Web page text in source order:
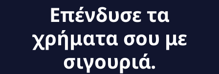
Επένδυσε τα
χρήματα σου με
σιγουριά.